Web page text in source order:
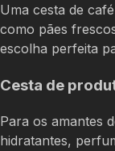
Uma cesta de
como pães
escolha perfeita
Cesta de
Para os amantes
hidratantes,